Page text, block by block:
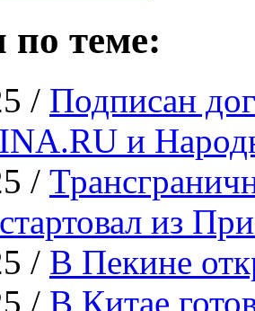
по теме:
/ Подписан
и
/
из
/ В Пекине
/ В Китае